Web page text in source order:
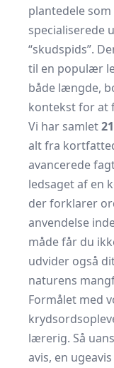
plantedele som
specialiserede
“skudspids”.
til en populær
både længde,
kontekst for at
Vi har samlet
alt fra
avancerede
ledsaget af en
der forklarer
anvendelse
måde får du
udvider også
naturens
Formålet med
lærerig. Så
avis, en